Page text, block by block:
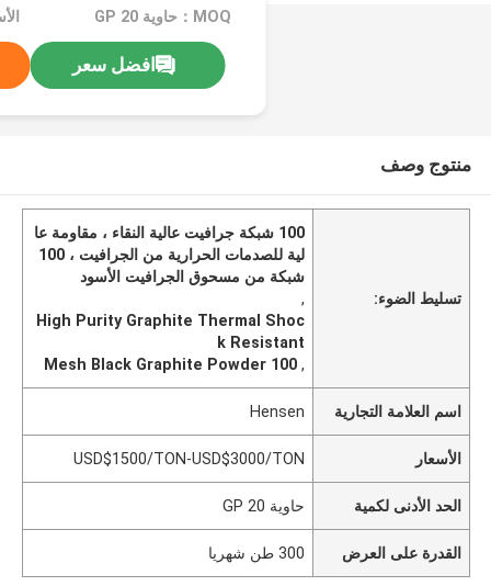
MOQ：حاوية 20 GP
افضل سعر
منتوج وصف
تسليط الضوء:
100 شبكة جرافيت عالية النقاء ، مقاومة عا
لية للصدمات الحرارية من الجرافيت ، 100
شبكة من مسحوق الجرافيت الأسود
,
High Purity Graphite Thermal Shoc
k Resistant
,
100 Mesh Black Graphite Powder
اسم العلامة التجارية Hensen
الأسعار USD$1500/TON-USD$3000/TON
الحد الأدنى لكمية حاوية 20 GP
القدرة على العرض 300 طن شهريا